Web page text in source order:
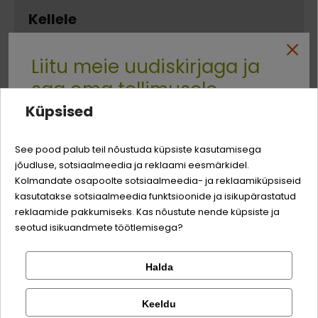
Kellele
Sööda eesmärk
TUNDLIKULE
Tõu suurus
ERITI VÄIKESTELE
Koostis
94%
kartul
4,1%
taimeõlid ja -rasvadKontrolli tellimust
Logi sisse
Registreeru
Facebook
Liitu meie uudiskirjaga ja
saa oma tellimusele
-3% soodustust
Sina ja su perekonna parim sõber väärite veel
odavamat hinda!
Lemmikloom
Küpsised
See pood palub teil nõustuda küpsiste kasutamisega
jõudluse, sotsiaalmeedia ja reklaami eesmärkidel.
Kolmandate osapoolte sotsiaalmeedia- ja reklaamiküpsiseid
kasutatakse sotsiaalmeedia funktsioonide ja isikupärastatud
reklaamide pakkumiseks. Kas nõustute nende küpsiste ja
seotud isikuandmete töötlemisega?
Halda
Keeldu